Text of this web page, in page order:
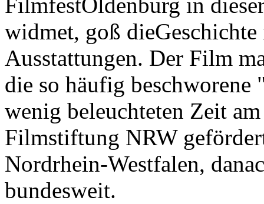
FilmfestOldenburg in
widmet, goß
Ausstattungen. Der Film
die so häufig
wenig beleuchteten Zeit
Filmstiftung NRW
Nordrhein-Westfalen,
bundesweit.